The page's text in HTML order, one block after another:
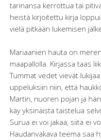
tarinansa kerrottua tai
heistä kirjoitettu kirja
vielä pitkään lukemisen
Mariaanien hauta on
maapallolla. Kirjassa taas
Tummat vedet vievät
uppeluksiin niin, että
Martin, nuoren pojan ja
käy yksinäistä taistelua
Surua ei voi jakaa, siitä ei
Haudanvakava teema saa